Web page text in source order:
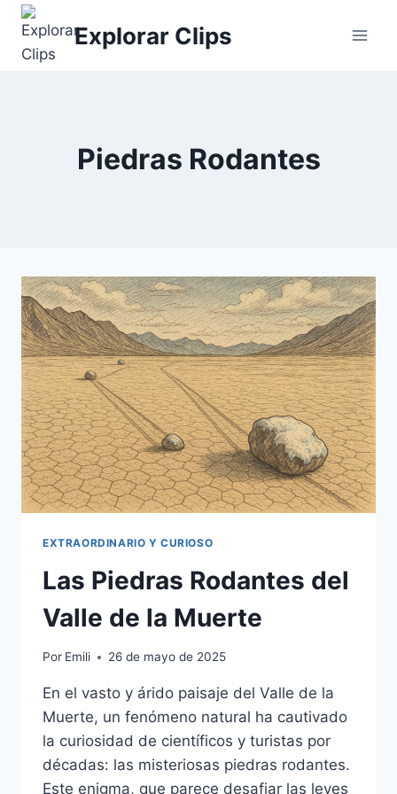
Saltar
contenido
Explorar Clips
Piedras Rodantes
EXTRAORDINARIO Y CURIOSO
Las Piedras Rodantes del
Valle de la Muerte
Por Emili 26 de mayo de 2025
En el vasto y árido paisaje del Valle de la
Muerte, un fenómeno natural ha cautivado
la curiosidad de científicos y turistas por
décadas: las misteriosas piedras rodantes.
Este enigma, que parece desafiar las leyes